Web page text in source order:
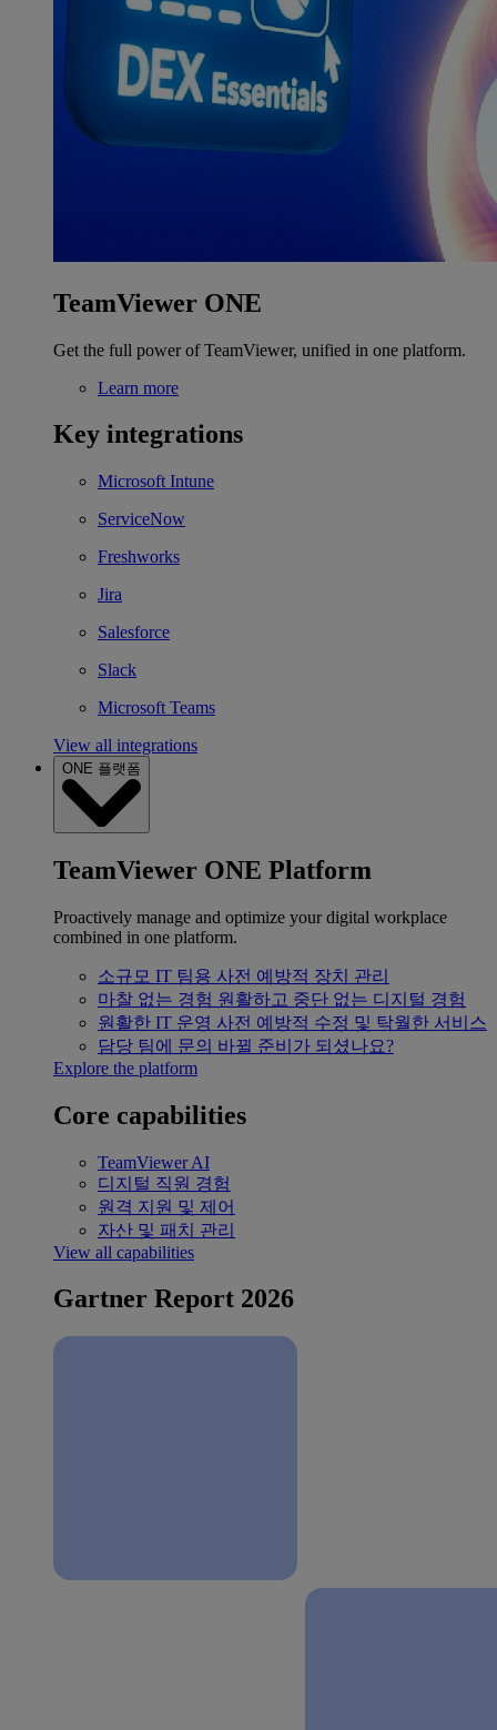
TeamViewer ONE
Get the full power of TeamViewer, unified in one platform.
Learn more
Key integrations
Microsoft Intune
ServiceNow
Freshworks
Jira
Salesforce
Slack
Microsoft Teams
View all integrations
ONE 플랫폼
TeamViewer ONE Platform
Proactively manage and optimize your digital workplace
combined in one platform.
소규모 IT 팀용 사전 예방적 장치 관리
마찰 없는 경험 원활하고 중단 없는 디지털 경험
원활한 IT 운영 사전 예방적 수정 및 탁월한 서비스
담당 팀에 문의 바뀔 준비가 되셨나요?
Explore the platform
Core capabilities
TeamViewer AI
디지털 직원 경험
원격 지원 및 제어
자산 및 패치 관리
View all capabilities
Gartner Report 2026